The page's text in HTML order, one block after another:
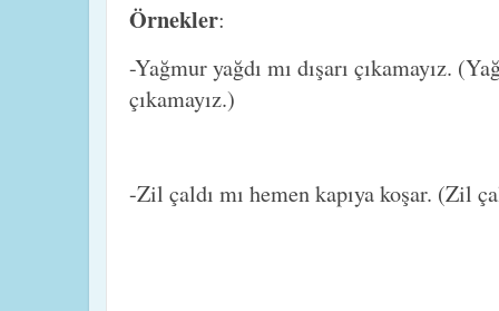
Örnekler:
-Yağmur yağdı mı dışarı çıkamayız.
çıkamayız.)
-Zil çaldı mı hemen kapıya koşar. (Zil